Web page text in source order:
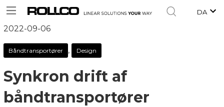
DA
2022-09-06
Båndtransportører , Design
Synkron drift af
båndtransportører